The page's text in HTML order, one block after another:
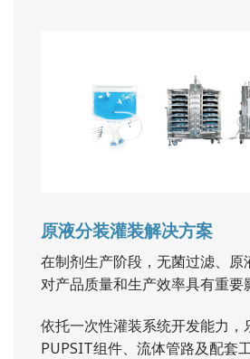
原液分装灌装解决方案
在制剂生产阶段，无菌过滤、原
对产品质量和生产效率具有重要
依托一次性灌装系统开发能力，
PUPSIT组件、流体管路及配套